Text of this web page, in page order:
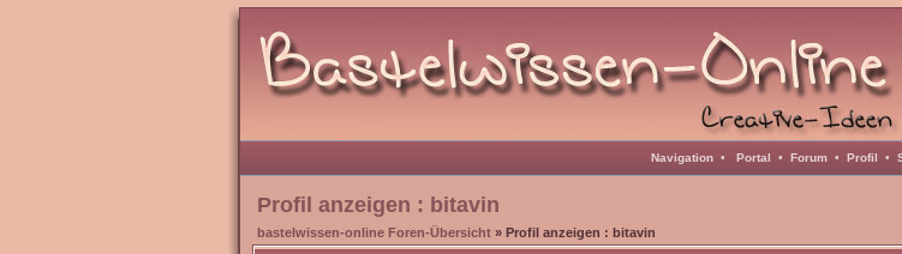
Navigation • Portal • Forum • Profil •
Profil anzeigen : bitavin
bastelwissen-online Foren-Übersicht » Profil anzeigen : bitavin